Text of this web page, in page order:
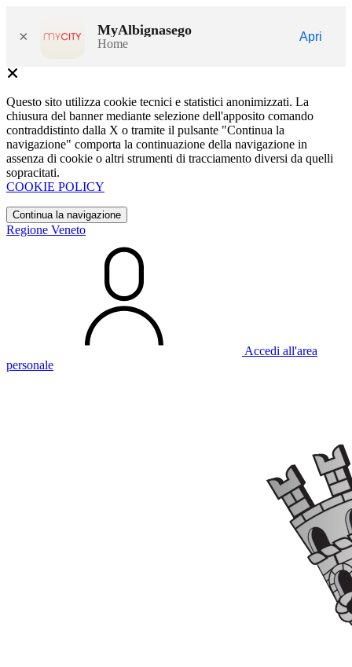
× MyAlbignasego
Home
Apri
Questo sito utilizza cookie tecnici e statistici anonimizzati. La
chiusura del banner mediante selezione dell'apposito comando
contraddistinto dalla X o tramite il pulsante "Continua la
navigazione" comporta la continuazione della navigazione in
assenza di cookie o altri strumenti di tracciamento diversi da quelli
sopracitati.
COOKIE POLICY
Continua la navigazione
Regione Veneto
Accedi all'area
personale